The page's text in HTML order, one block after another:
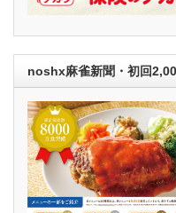
noshx麻雀新聞・初回